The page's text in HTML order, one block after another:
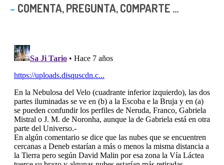
COMENTA, PREGUNTA, COMPARTE ...